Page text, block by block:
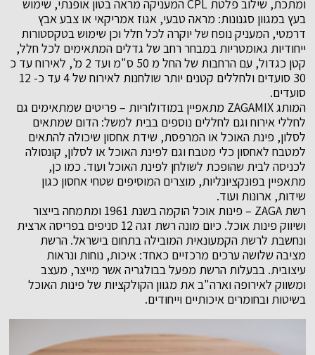
ומתכת, שילוב פלטת CPL המעניקה מראה בטון אופנתי, שימוש
בעץ במגוון סגנונות: מראה טבעי, אגוז אמריקאי או צבע אבץ
דרמטי, המעניק נופח של יוקרה לכל חלל וכן שימוש בטקסטורות
ייחודיות גאומטריות במבחר רחב של גדלים המתאימים לכל חלל,
קטן כגדול, עם הרחבות של החל מ 50 ס"מ ועד 2 מ', לאירוח עד כ
30 סועדים ולחללים קטנים יותר שולחנות לאירוח של 4 עד כ- 12
סועדים.
המותג ZAGAMIX מתאפיין במודולוריות – פריטים שמתאימים גם
לחללי אירוח וגם לחללים נוספים בבית למשל: הדום שמתאים
לסלון, פינת האוכל או המרפסת, שידת אחסון שיכולה להתאים
למטבח לאחסון כלי מטבח וגם לפינת האוכל או לסלון, קונסולה
לכניסה לבית שהופכת לשולחן לפינת האוכל ועוד. כמו כן,
מתאפיין בפונקציונליות, מוצרים המוסיפים שטחי אחסון כגון
שידות, ארונות ועוד.
רשת ZAGA – פינות אוכל הוקמה בשנת 1961 ומתמחה בייצור
ושיווק פינות אוכל. כיום מונה רשת זגה 12 סניפים בפריסה ארצית
ונחשבת לרשת הקמעונאית המובילה בתחום בישראל. הרשת
מציבה שלושה ערכים מרכזיים כאחד: איכות, נוחות ונראות
עיצובית. בבעלות הרשת מפעל בבולגריה אשר מייצר, מעצב
ומשווק לאירופה וארה"ב את מגוון הקולקציות של פינות האוכל
בשיטות ובחומרים איכותיים וייחודים.